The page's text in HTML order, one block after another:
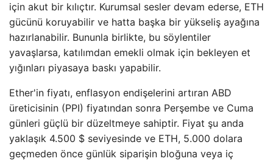
için akut bir kılıçtır. Kurumsal sesler devam ederse, ETH
gücünü koruyabilir ve hatta başka bir yükseliş ayağına
hazırlanabilir. Bununla birlikte, bu söylentiler
yavaşlarsa, katılımdan emekli olmak için bekleyen et
yığınları piyasaya baskı yapabilir.
Ether'in fiyatı, enflasyon endişelerini artıran ABD
üreticisinin (PPI) fiyatından sonra Perşembe ve Cuma
günleri güçlü bir düzeltmeye sahiptir. Fiyat şu anda
yaklaşık 4.500 $ seviyesinde ve ETH, 5.000 dolara
geçmeden önce günlük siparişin bloğuna veya iç